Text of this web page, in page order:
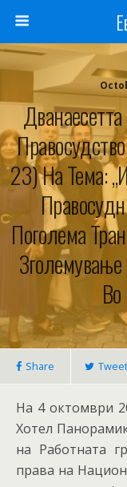
23) На Тема:
Поголема
Share Tweet
На 4 октомври
Хотел
на Работната
права на